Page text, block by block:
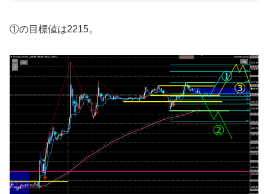
①の目標値は2215。